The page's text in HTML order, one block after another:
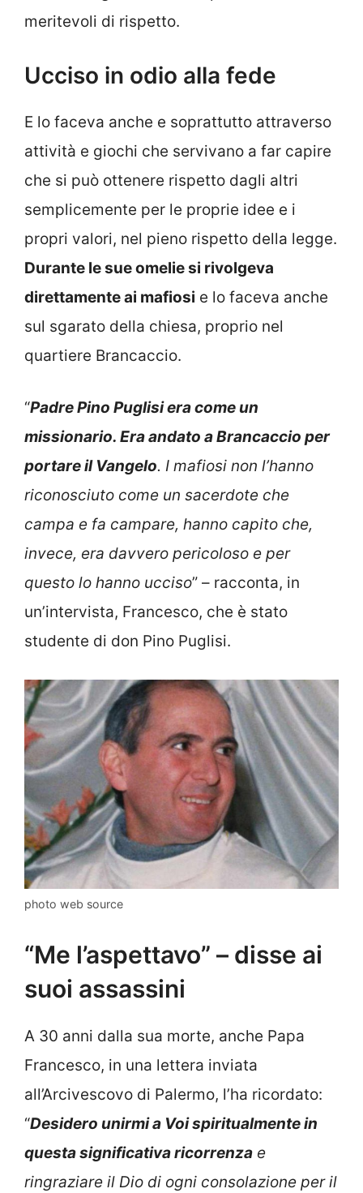
meritevoli di rispetto.
Ucciso in odio alla fede
E lo faceva anche e soprattutto attraverso
attività e giochi che servivano a far capire
che si può ottenere rispetto dagli altri
semplicemente per le proprie idee e i
propri valori, nel pieno rispetto della legge.
Durante le sue omelie si rivolgeva
direttamente ai mafiosi e lo faceva anche
sul sgarato della chiesa, proprio nel
quartiere Brancaccio.
“Padre Pino Puglisi era come un
missionario. Era andato a Brancaccio per
portare il Vangelo. I mafiosi non l’hanno
riconosciuto come un sacerdote che
campa e fa campare, hanno capito che,
invece, era davvero pericoloso e per
questo lo hanno ucciso” – racconta, in
un’intervista, Francesco, che è stato
studente di don Pino Puglisi.
photo web source
“Me l’aspettavo” – disse ai
suoi assassini
A 30 anni dalla sua morte, anche Papa
Francesco, in una lettera inviata
all’Arcivescovo di Palermo, l’ha ricordato:
“Desidero unirmi a Voi spiritualmente in
questa significativa ricorrenza e
ringraziare il Dio di ogni consolazione per il